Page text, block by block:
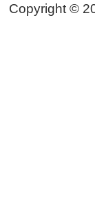
Copyright ©